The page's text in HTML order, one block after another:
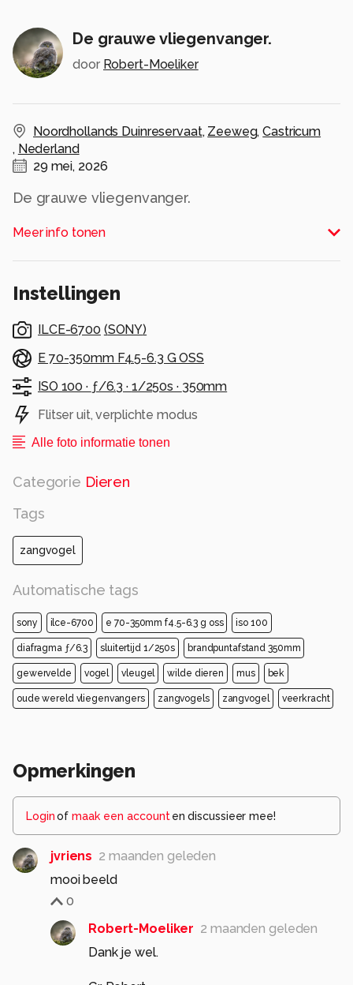
De grauwe vliegenvanger.
door Robert-Moeliker
Noordhollands Duinreservaat, Zeeweg,Castricum
, Nederland
29 mei, 2026
De grauwe vliegenvanger.
Alle rechten voorbehouden
Meer info tonen
Instellingen
ILCE-6700 (SONY)
E 70-350mm F4.5-6.3 G OSS
ISO 100 · ƒ/6.3 · 1/250s · 350mm
Flitser uit, verplichte modus
Alle foto informatie tonen
Categorie Dieren
Tags
zangvogel
Automatische tags
sony ilce-6700 e 70-350mm f4.5-6.3 g oss iso 100
diafragma ƒ/6.3 sluitertijd 1/250s brandpuntafstand 350mm
gewervelde vogel vleugel wilde dieren mus bek
oude wereld vliegenvangers zangvogels zangvogel veerkracht
Opmerkingen
Loginof maak een account en discussieer mee!
jvriens 2 maanden geleden
mooi beeld
0
Robert-Moeliker 2 maanden geleden
Dank je wel.